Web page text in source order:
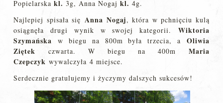
Popielarskakl.3g, Anna Nogajkl.4g.
Najlepiej spisała się Anna Nogaj, która w pchnięciu kulą
osiągnęła drugi wynik w swojej kategorii. Wiktoria
Szymańska w biegu na 800m była trzecia, a Oliwia
Ziętek czwarta. W biegu na 400m Maria
Czepczyk wywalczyła 4 miejsce.
Serdecznie gratulujemy i życzymy dalszych sukcesów!